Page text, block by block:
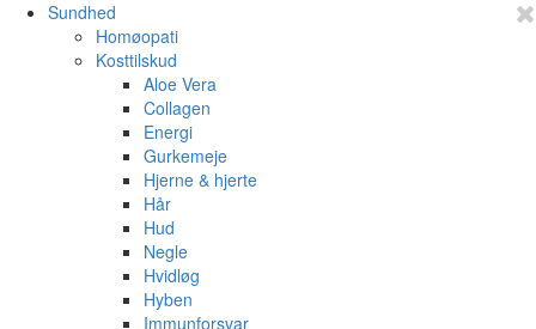
Sundhed
Homøopati
Kosttilskud
Aloe Vera
Collagen
Energi
Gurkemeje
Hjerne & hjerte
Hår
Hud
Negle
Hvidløg
Hyben
Immunforsvar